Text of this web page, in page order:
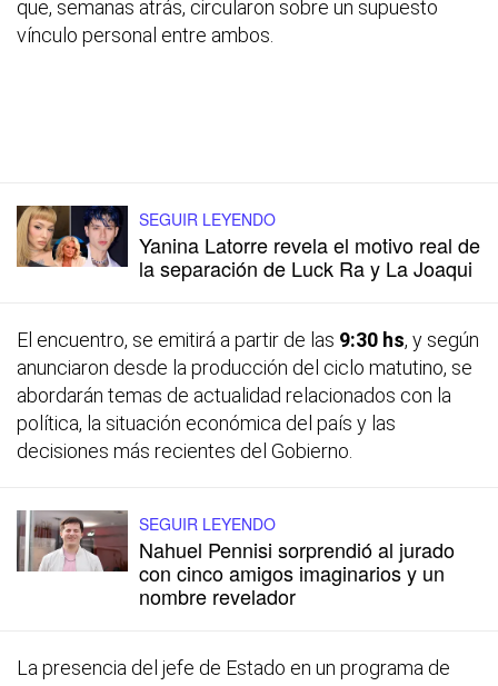
que, semanas atrás, circularon sobre un supuesto
vínculo personal entre ambos.
SEGUIR LEYENDO
Yanina Latorre revela el motivo real de
la separación de Luck Ra y La Joaqui
El encuentro, se emitirá a partir de las 9:30 hs, y según
anunciaron desde la producción del ciclo matutino, se
abordarán temas de actualidad relacionados con la
política, la situación económica del país y las
decisiones más recientes del Gobierno.
SEGUIR LEYENDO
Nahuel Pennisi sorprendió al jurado
con cinco amigos imaginarios y un
nombre revelador
La presencia del jefe de Estado en un programa de